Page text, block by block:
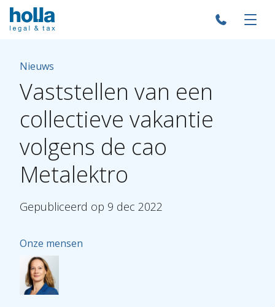
Nieuws
Vaststellen van een
collectieve vakantie
volgens de cao
Metalektro
Gepubliceerd op 9 dec 2022
Onze mensen